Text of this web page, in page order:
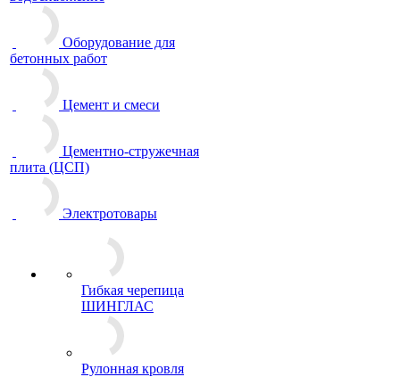
Оборудование для
бетонных работ
Цемент и смеси
Цементно-стружечная
плита (ЦСП)
Электротовары
Гибкая черепица
ШИНГЛАС
Рулонная кровля